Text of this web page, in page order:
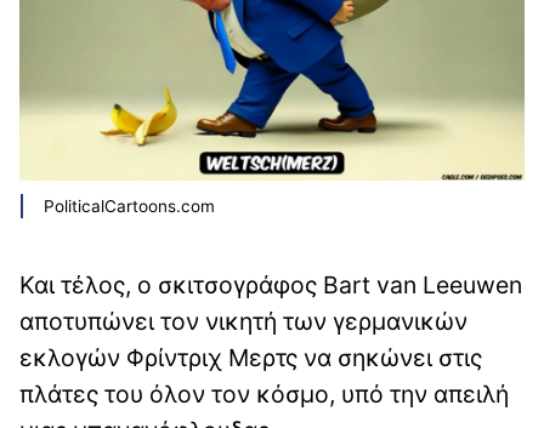
PoliticalCartoons.com
Και τέλος, ο σκιτσογράφος Bart van Leeuwen
αποτυπώνει τον νικητή των γερμανικών
εκλογών Φρίντριχ Μερτς να σηκώνει στις
πλάτες του όλον τον κόσμο, υπό την απειλή